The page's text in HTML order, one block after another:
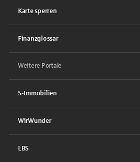
Karte sperren
Finanzglossar
Weitere Portale
S-Immobilien
WirWunder
LBS